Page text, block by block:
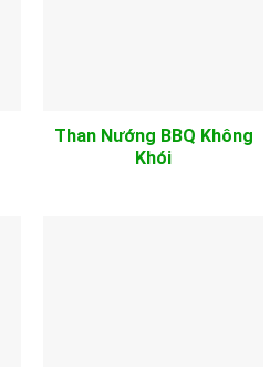
Than Nướng BBQ Không
Khói